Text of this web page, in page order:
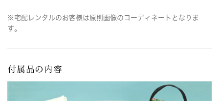
※宅配レンタルのお客様は原則画像のコーディネートとなりま
す。
付属品の内容